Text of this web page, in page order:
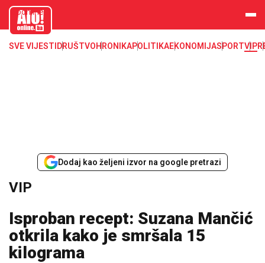
aloonline.b
SVE VIJESTI DRUŠTVOHRONIKAPOLITIKAEKONOMIJASPORTVIP
Dodaj kao željeni izvor na google pretrazi
VIP
Isproban recept: Suzana Mančić
otkrila kako je smršala 15
kilograma